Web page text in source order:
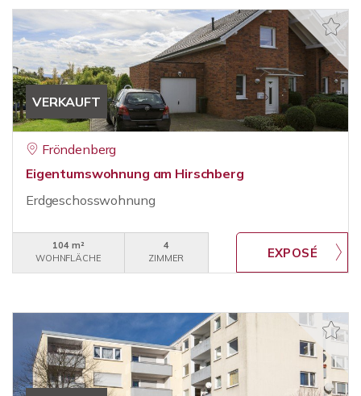
VERKAUFT
Fröndenberg
Eigentumswohnung am Hirschberg
Erdgeschosswohnung
104 m²
WOHNFLÄCHE
4
ZIMMER